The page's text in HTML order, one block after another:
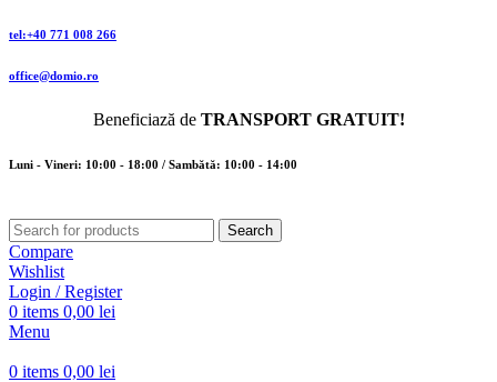
tel:+40 771 008 266
office@domio.ro
Beneficiază de TRANSPORT GRATUIT!
Luni - Vineri: 10:00 - 18:00 / Sambătă: 10:00 - 14:00
Search
Compare
Wishlist
Login / Register
0 items 0,00 lei
Menu
0 items 0,00 lei